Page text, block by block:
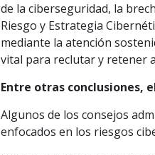
de la ciberseguridad, la
Riesgo y Estrategia
mediante la atención
vital para reclutar y retener
Entre otras conclusiones,
Algunos de los consejos
enfocados en los riesgos